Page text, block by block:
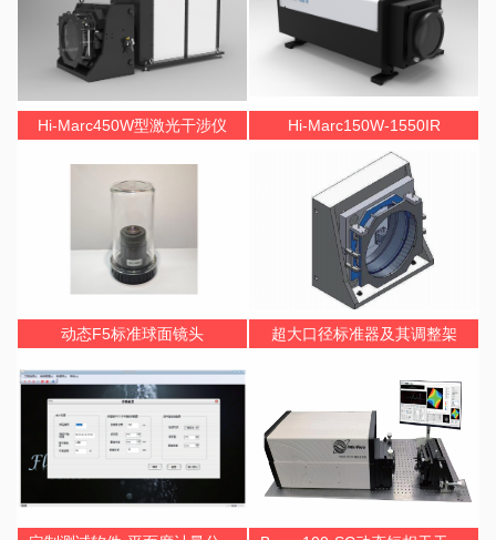
Hi-Marc450W型激光干涉仪 Hi-Marc150W-1550IR
动态F5标准球面镜头 超大口径标准器及其调整架